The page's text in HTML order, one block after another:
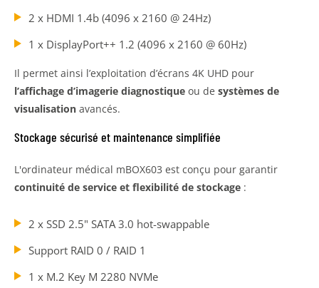
2 x HDMI 1.4b (4096 x 2160 @ 24Hz)
1 x DisplayPort++ 1.2 (4096 x 2160 @ 60Hz)
Il permet ainsi l’exploitation d’écrans 4K UHD pour
l’affichage d’imagerie diagnostique ou de systèmes de
visualisation avancés.
Stockage sécurisé et maintenance simplifiée
L'ordinateur médical mBOX603 est conçu pour garantir
continuité de service et flexibilité de stockage :
2 x SSD 2.5" SATA 3.0 hot-swappable
Support RAID 0 / RAID 1
1 x M.2 Key M 2280 NVMe